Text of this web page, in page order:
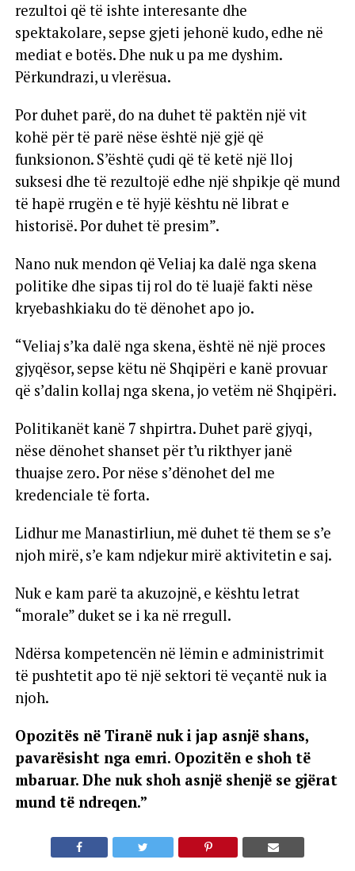
rezultoi që të ishte interesante dhe
spektakolare, sepse gjeti jehonë kudo, edhe në
mediat e botës. Dhe nuk u pa me dyshim.
Përkundrazi, u vlerësua.
Por duhet parë, do na duhet të paktën një vit
kohë për të parë nëse është një gjë që
funksionon. S’është çudi që të ketë një lloj
suksesi dhe të rezultojë edhe një shpikje që mund
të hapë rrugën e të hyjë kështu në librat e
historisë. Por duhet të presim”.
Nano nuk mendon që Veliaj ka dalë nga skena
politike dhe sipas tij rol do të luajë fakti nëse
kryebashkiaku do të dënohet apo jo.
“Veliaj s’ka dalë nga skena, është në një proces
gjyqësor, sepse këtu në Shqipëri e kanë provuar
që s’dalin kollaj nga skena, jo vetëm në Shqipëri.
Politikanët kanë 7 shpirtra. Duhet parë gjyqi,
nëse dënohet shanset për t’u rikthyer janë
thuajse zero. Por nëse s’dënohet del me
kredenciale të forta.
Lidhur me Manastirliun, më duhet të them se s’e
njoh mirë, s’e kam ndjekur mirë aktivitetin e saj.
Nuk e kam parë ta akuzojnë, e kështu letrat
“morale” duket se i ka në rregull.
Ndërsa kompetencën në lëmin e administrimit
të pushtetit apo të një sektori të veçantë nuk ia
njoh.
Opozitës në Tiranë nuk i jap asnjë shans,
pavarësisht nga emri. Opozitën e shoh të
mbaruar. Dhe nuk shoh asnjë shenjë se gjërat
mund të ndreqen.”